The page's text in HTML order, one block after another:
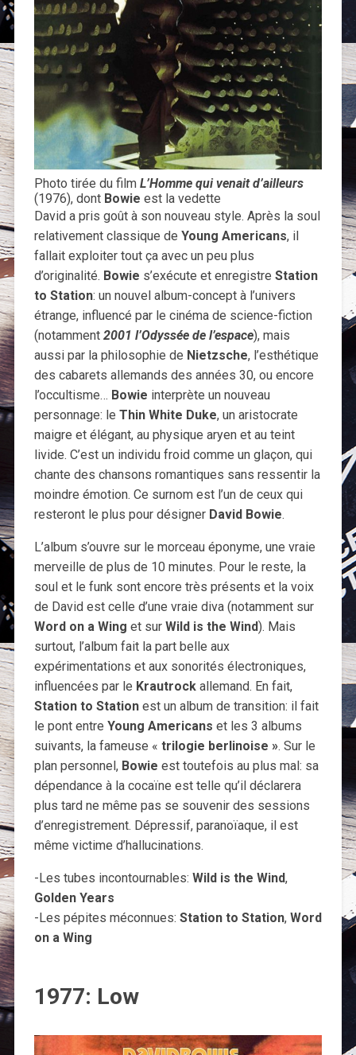
Photo tirée du film L’Homme qui venait d’ailleurs
(1976), dont Bowie est la vedette
David a pris goût à son nouveau style. Après la soul
relativement classique de Young Americans, il
fallait exploiter tout ça avec un peu plus
d’originalité. Bowie s’exécute et enregistre Station
to Station: un nouvel album-concept à l’univers
étrange, influencé par le cinéma de science-fiction
(notamment 2001 l’Odyssée de l’espace), mais
aussi par la philosophie de Nietzsche, l’esthétique
des cabarets allemands des années 30, ou encore
l’occultisme… Bowie interprète un nouveau
personnage: le Thin White Duke, un aristocrate
maigre et élégant, au physique aryen et au teint
livide. C’est un individu froid comme un glaçon, qui
chante des chansons romantiques sans ressentir la
moindre émotion. Ce surnom est l’un de ceux qui
resteront le plus pour désigner David Bowie.
L’album s’ouvre sur le morceau éponyme, une vraie
merveille de plus de 10 minutes. Pour le reste, la
soul et le funk sont encore très présents et la voix
de David est celle d’une vraie diva (notamment sur
Word on a Wing et sur Wild is the Wind). Mais
surtout, l’album fait la part belle aux
expérimentations et aux sonorités électroniques,
influencées par le Krautrockallemand. En fait,
Station to Stationest un album de transition: il fait
le pont entre Young Americans et les 3 albums
suivants, la fameuse « trilogie berlinoise ». Sur le
plan personnel, Bowie est toutefois au plus mal: sa
dépendance à la cocaïne est telle qu’il déclarera
plus tard ne même pas se souvenir des sessions
d’enregistrement. Dépressif, paranoïaque, il est
même victime d’hallucinations.
-Les tubes incontournables: Wild is the Wind,
Golden Years
-Les pépites méconnues: Station to Station, Word
on a Wing
1977: Low